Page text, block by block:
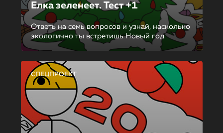
Елка зеленеет. Тест +1
Ответь на семь вопросов и узнай, насколько
экологично ты встретишь Новый год
СПЕЦПРОЕКТ